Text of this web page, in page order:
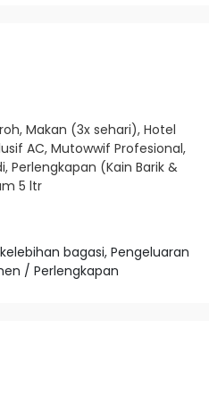
Makan (3x sehari), Hotel
AC, Mutowwif Profesional,
Perlengkapan (Kain Barik &
5 ltr
bagasi, Pengeluaran
/ Perlengkapan